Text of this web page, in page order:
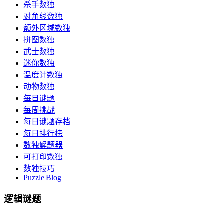
杀手数独
对角线数独
额外区域数独
拼图数独
武士数独
迷你数独
温度计数独
动物数独
每日谜题
每周挑战
每日谜题存档
每日排行榜
数独解题器
可打印数独
数独技巧
Puzzle Blog
逻辑谜题